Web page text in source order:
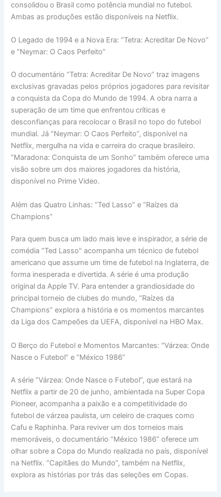
consolidou o Brasil como potência mundial no futebol.
Ambas as produções estão disponíveis na Netflix.
O Legado de 1994 e a Nova Era: “Tetra: Acreditar De Novo”
e “Neymar: O Caos Perfeito”
O documentário “Tetra: Acreditar De Novo” traz imagens
exclusivas gravadas pelos próprios jogadores para revisitar
a conquista da Copa do Mundo de 1994. A obra narra a
superação de um time que enfrentou críticas e
desconfianças para recolocar o Brasil no topo do futebol
mundial. Já “Neymar: O Caos Perfeito”, disponível na
Netflix, mergulha na vida e carreira do craque brasileiro.
“Maradona: Conquista de um Sonho” também oferece uma
visão sobre um dos maiores jogadores da história,
disponível no Prime Video.
Além das Quatro Linhas: “Ted Lasso” e “Raízes da
Champions”
Para quem busca um lado mais leve e inspirador, a série de
comédia “Ted Lasso” acompanha um técnico de futebol
americano que assume um time de futebol na Inglaterra, de
forma inesperada e divertida. A série é uma produção
original da Apple TV. Para entender a grandiosidade do
principal torneio de clubes do mundo, “Raízes da
Champions” explora a história e os momentos marcantes
da Liga dos Campeões da UEFA, disponível na HBO Max.
O Berço do Futebol e Momentos Marcantes: “Várzea: Onde
Nasce o Futebol” e “México 1986”
A série “Várzea: Onde Nasce o Futebol”, que estará na
Netflix a partir de 20 de junho, ambientada na Super Copa
Pioneer, acompanha a paixão e a competitividade do
futebol de várzea paulista, um celeiro de craques como
Cafu e Raphinha. Para reviver um dos torneios mais
memoráveis, o documentário “México 1986” oferece um
olhar sobre a Copa do Mundo realizada no país, disponível
na Netflix. “Capitães do Mundo”, também na Netflix,
explora as histórias por trás das seleções em Copas.